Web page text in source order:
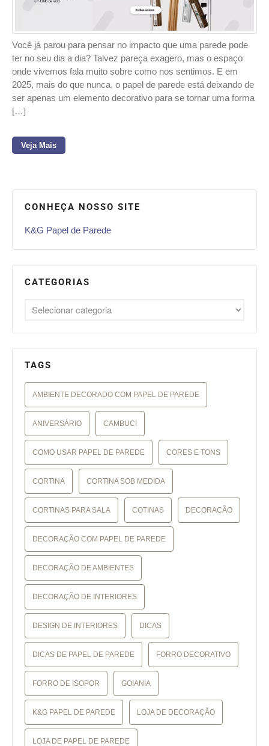
Você já parou para pensar no impacto que uma parede pode
ter no seu dia a dia? Talvez pareça exagero, mas o espaço
onde vivemos fala muito sobre como nos sentimos. E em
2025, mais do que nunca, o papel de parede está deixando de
ser apenas um elemento decorativo para se tornar uma forma
[…]
Veja Mais
CONHEÇA NOSSO SITE
K&G Papel de Parede
CATEGORIAS
TAGS
AMBIENTE DECORADO COM PAPEL DE PAREDE
ANIVERSÁRIO CAMBUCI
COMO USAR PAPEL DE PAREDE CORES E TONS
CORTINA CORTINA SOB MEDIDA
CORTINAS PARA SALA COTINAS DECORAÇÃO
DECORAÇÃO COM PAPEL DE PAREDE
DECORAÇÃO DE AMBIENTES
DECORAÇÃO DE INTERIORES
DESIGN DE INTERIORES DICAS
DICAS DE PAPEL DE PAREDE FORRO DECORATIVO
FORRO DE ISOPOR GOIANIA
K&G PAPEL DE PAREDE LOJA DE DECORAÇÃO
LOJA DE PAPEL DE PAREDE